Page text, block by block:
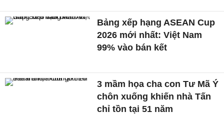
Bảng xếp hạng ASEAN Cup
2026 mới nhất: Việt Nam
99% vào bán kết
3 mầm họa cha con Tư Mã Ý
chôn xuống khiến nhà Tấn
chỉ tồn tại 51 năm